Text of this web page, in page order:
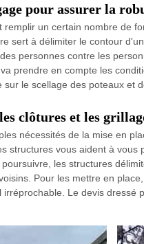
pour assurer la
un certain nombre de
sert à délimiter le contour
personnes contre les
prendre en compte les
le scellage des poteaux et
clôtures et les
nécessités de la mise en
structures vous aident à
les structures
Pour les mettre en
Le devis dressé